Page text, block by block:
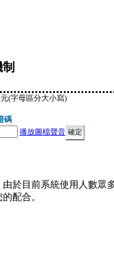
(字母區分大小寫)
碼
播放圖檔聲音
於目前系統使用人數眾
配合。